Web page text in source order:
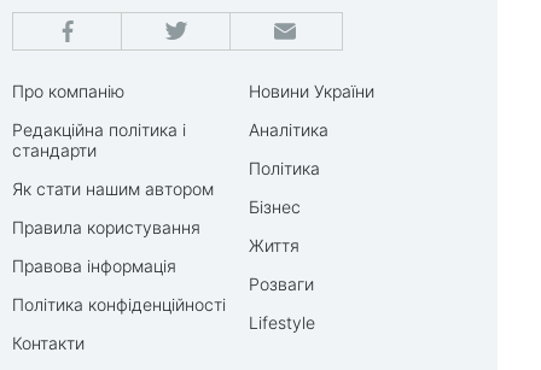
Про компанію
Редакційна політика і
стандарти
Як стати нашим автором
Правила користування
Правова інформація
Політика конфіденційності
Контакти
Новини України
Аналітика
Політика
Бізнес
Життя
Розваги
Lifestyle